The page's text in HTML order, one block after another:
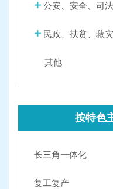
公安、安全、司法
民政、扶贫、救灾
其他
按特色
长三角一体化
复工复产